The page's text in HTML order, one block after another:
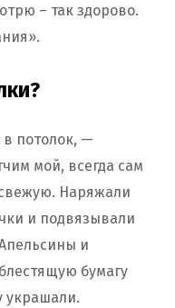
– так здорово.
в потолок, —
мой, всегда сам
Наряжали
и подвязывали
и
бумагу
украшали.